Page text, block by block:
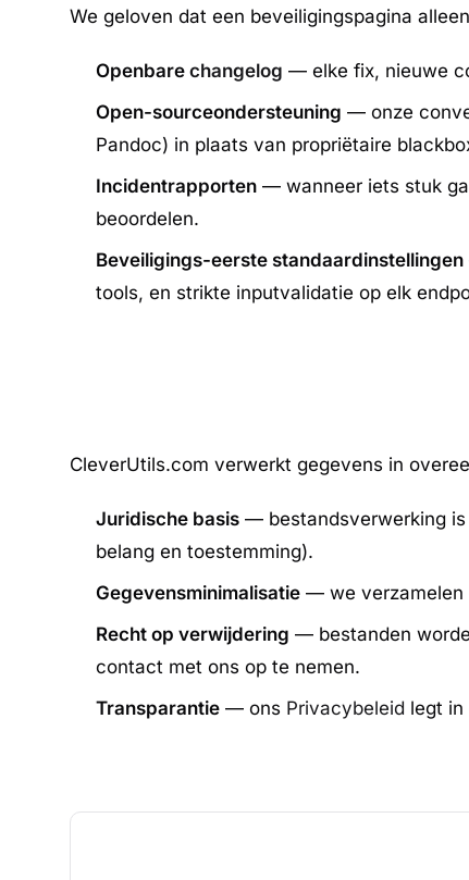
We geloven dat een beveiligingspagina
Openbare changelog — elke fix, nieuwe
Open-sourceondersteuning — onze
Pandoc) in plaats van propriëtaire
Incidentrapporten — wanneer iets stuk
beoordelen.
Beveiligings-eerste standaardinstellingen
tools, en strikte inputvalidatie op elk
CleverUtils.com verwerkt gegevens in
Juridische basis — bestandsverwerking is
belang en toestemming).
Gegevensminimalisatie — we verzamelen
Recht op verwijdering — bestanden
contact met ons op te nemen.
Transparantie — ons Privacybeleid legt in